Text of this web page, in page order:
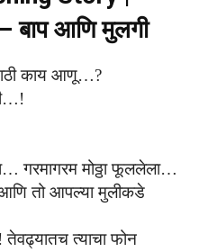
बाप आणि मुलगी
काय आणू…?
…गरमागरम मोठ्ठा फूललेला…
तोआपल्या मुलीकडे
तेवढ्यातचत्याचा फोन